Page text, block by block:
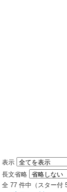
表示
長文省略
全 77 件中（スター付